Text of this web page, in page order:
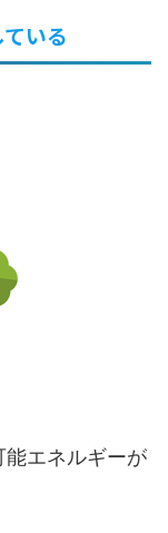
いる
エネルギーが